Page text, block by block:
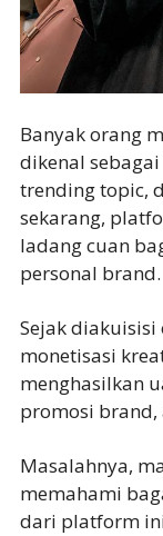
Banyak orang
dikenal
trending topic,
sekarang,
ladang cuan
personal brand.
Sejak diakuisisi
monetisasi
menghasilkan
promosi
Masalahnya,
memahami
dari platform